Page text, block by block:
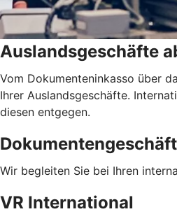
Auslandsgeschäfte
Vom Dokumenteninkasso über
Ihrer Auslandsgeschäfte.
diesen entgegen.
Dokumentengeschäft
Wir begleiten Sie bei Ihren
VR International